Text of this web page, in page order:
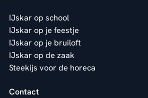
IJskar op school
IJskar op je feestje
IJskar op je bruiloft
IJskar op de zaak
Steekijs voor de horeca
Contact